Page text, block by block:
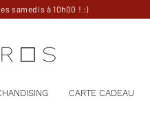
samedis à 10h00 ! :)
CARTE CADEAU